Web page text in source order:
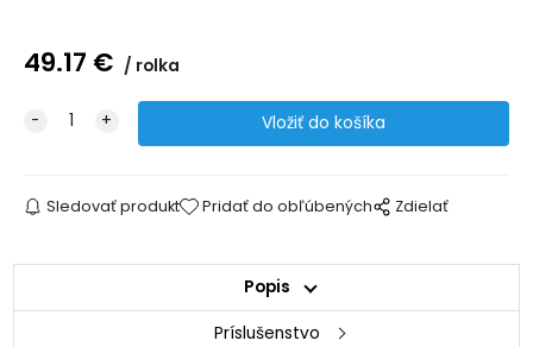
49.17 € rolka
Sledovať produkt Pridať do obľúbených Zdielať
Popis
Príslušenstvo